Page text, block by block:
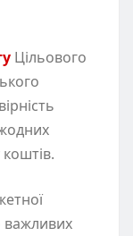
Цільового
важливих